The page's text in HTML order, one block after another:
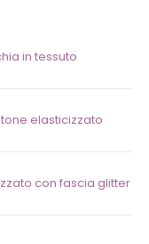
in tessuto
elasticizzato
con fascia glitter